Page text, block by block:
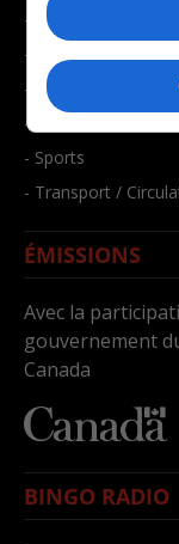
- Éducation
- Environnement
- Faits divers
- Santé et bien-être
- Sports
- Transport /
ÉMISSIONS
Avec la
gouvernement
Canada
BINGO RADIO